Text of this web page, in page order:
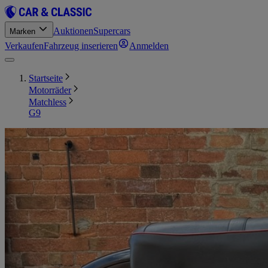
Marken AuktionenSupercars
VerkaufenFahrzeug inserieren Anmelden
Startseite
Motorräder
Matchless
G9